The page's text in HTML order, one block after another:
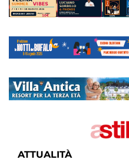
ATTUALITÀ